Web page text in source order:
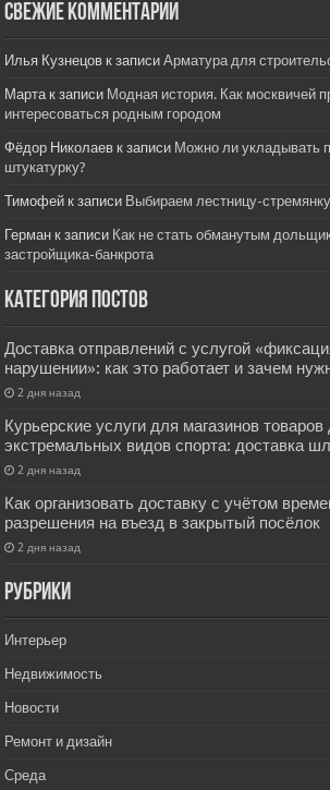
Свежие комментарии
Илья Кузнецов к записиАрматура для
Мартак записи Модная история. Как москвичей
интересоваться родным городом
Фёдор Николаев к записи Можно ли укладывать
штукатурку?
Тимофей к записи Выбираем лестницу-
Герман к записи Как не стать обманутым
застройщика-банкрота
Категория постов
Доставка отправлений с услугой
нарушении»: как это работает и зачем
2 дня назад
Курьерские услуги для магазинов товаров
экстремальных видов спорта: доставка
2 дня назад
Как организовать доставку с учётом
разрешения на въезд в закрытый посёлок
2 дня назад
РУбрики
Интерьер
Недвижимость
Новости
Ремонт и дизайн
Среда